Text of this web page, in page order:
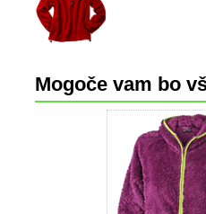
Mogoče vam bo